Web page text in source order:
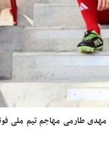
طارمی مهاجم تیم ملی